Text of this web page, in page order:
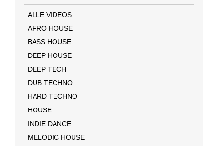
ALLE VIDEOS
AFRO HOUSE
BASS HOUSE
DEEP HOUSE
DEEP TECH
DUB TECHNO
HARD TECHNO
HOUSE
INDIE DANCE
MELODIC HOUSE